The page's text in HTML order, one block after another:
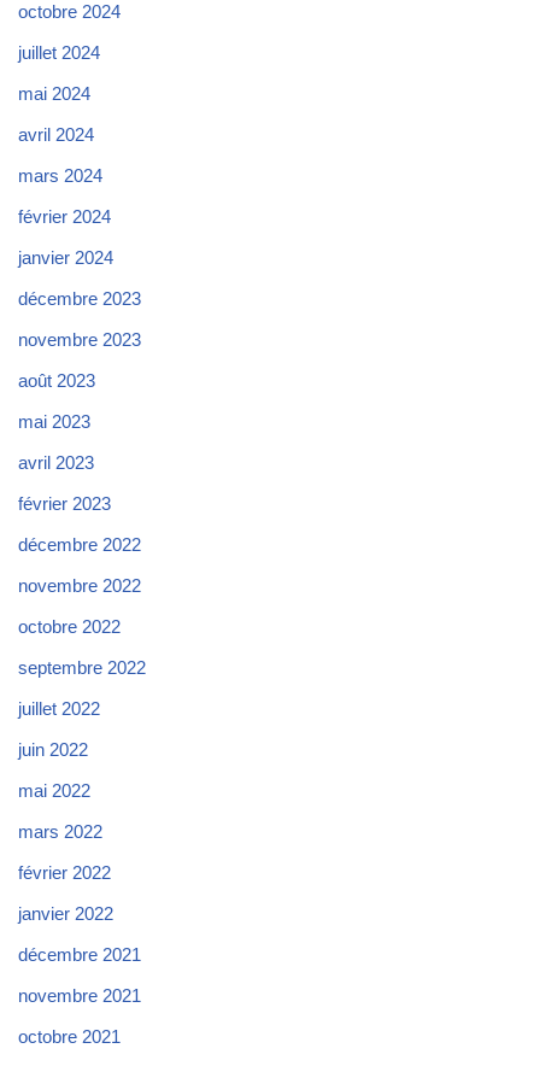
octobre 2024
juillet 2024
mai 2024
avril 2024
mars 2024
février 2024
janvier 2024
décembre 2023
novembre 2023
août 2023
mai 2023
avril 2023
février 2023
décembre 2022
novembre 2022
octobre 2022
septembre 2022
juillet 2022
juin 2022
mai 2022
mars 2022
février 2022
janvier 2022
décembre 2021
novembre 2021
octobre 2021